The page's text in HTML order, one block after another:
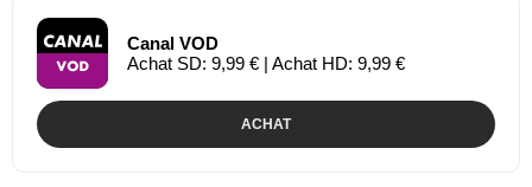
Canal VOD
Achat SD: 9,99 € | Achat HD: 9,99 €
ACHAT